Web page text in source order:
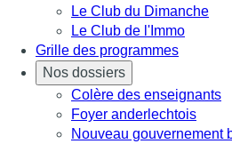
Le Club du Dimanche
Le Club de l'Immo
Grille des programmes
Nos dossiers
Colère des enseignants
Foyer anderlechtois
Nouveau gouvernement